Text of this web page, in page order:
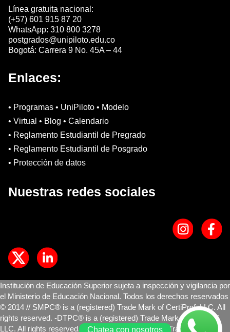
Línea gratuita nacional:
(+57) 601 915 87 20
WhatsApp: 310 800 3278
postgrados@unipiloto.edu.co
Bogotá: Carrera 9 No. 45A – 44
Enlaces:
• Programas • UniPiloto • Modelo
• Virtual • Blog • Calendario
• Reglamento Estudiantil de Pregrado
• Reglamento Estudiantil de Posgrado
• Protección de datos
Nuestras redes sociales
Institución de Educación Superior sujeta a inspección y vigilancia por
el Ministerio de Educación Nacional. Todos los derechos reservados
© 2014 // SMPC® is a (registered) Trade Mark of CertiProf, LLC. All
rights reserved. -DTPC® is a (registered) Trade Mark of CertiProf,
LLC. All rights reserved. -DEPC® is a (registered) Trade Mark of
Chatea con nosotros